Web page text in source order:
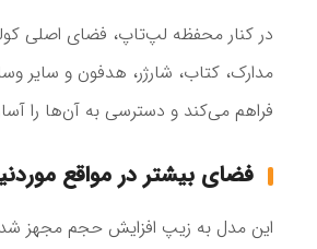
در کنار محفظه لپ‌تاپ، فضای اصلی
مدارک، کتاب، شارژر، هدفون و سایر
فراهم می‌کند و دسترسی به آن‌ها را
فضای بیشتر در مواقع
این مدل به زیپ افزایش حجم مجهز